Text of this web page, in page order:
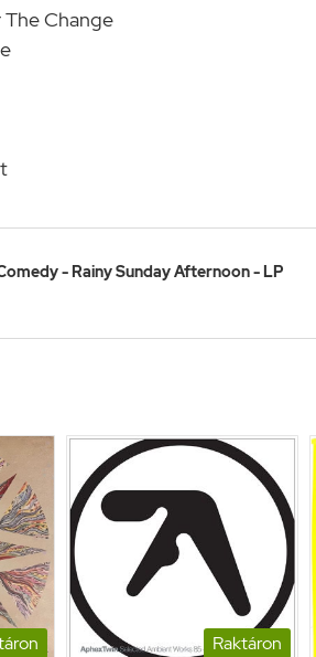
The Change
- Rainy Sunday Afternoon - LP
Raktáron